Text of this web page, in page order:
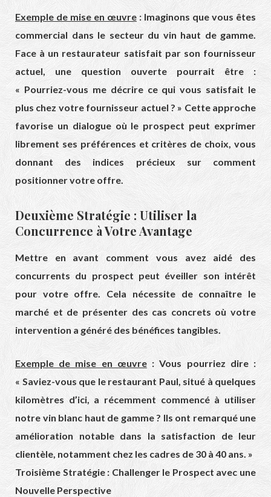
Exemple de mise en œuvre : Imaginons que vous êtes
commercial dans le secteur du vin haut de gamme.
Face à un restaurateur satisfait par son fournisseur
actuel, une question ouverte pourrait être :
« Pourriez-vous me décrire ce qui vous satisfait le
plus chez votre fournisseur actuel ? » Cette approche
favorise un dialogue où le prospect peut exprimer
librement ses préférences et critères de choix, vous
donnant des indices précieux sur comment
positionner votre offre.
Deuxième Stratégie : Utiliser la
Concurrence à Votre Avantage
Mettre en avant comment vous avez aidé des
concurrents du prospect peut éveiller son intérêt
pour votre offre. Cela nécessite de connaître le
marché et de présenter des cas concrets où votre
intervention a généré des bénéfices tangibles.
Exemple de mise en œuvre: Vous pourriez dire :
« Saviez-vous que le restaurant Paul, situé à quelques
kilomètres d’ici, a récemment commencé à utiliser
notre vin blanc haut de gamme ? Ils ont remarqué une
amélioration notable dans la satisfaction de leur
clientèle, notamment chez les cadres de 30 à 40 ans. »
Troisième Stratégie : Challenger le Prospect avec une
Nouvelle Perspective